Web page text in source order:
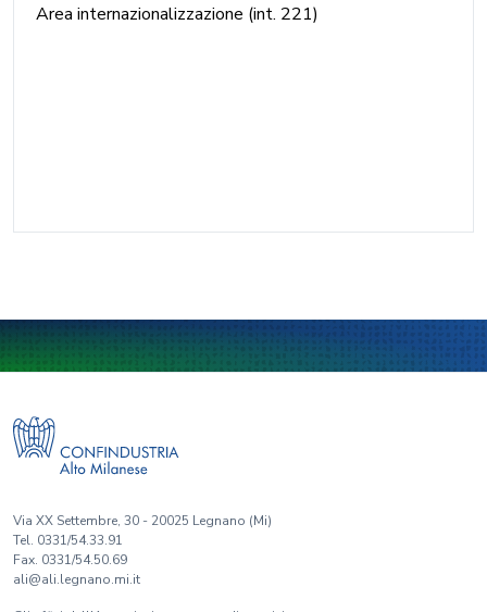
Area internazionalizzazione (int. 221)
Via XX Settembre, 30 - 20025 Legnano (Mi)
Tel. 0331/54.33.91
Fax. 0331/54.50.69
ali@ali.legnano.mi.it